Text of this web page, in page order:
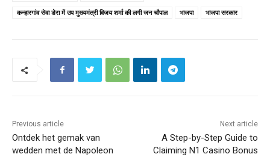
कन्हारगांव सेवा डेरा में उप मुख्यमंत्री विजय शर्मा की लगी जन चौपाल
भाजपा भाजपा सरकार
Previous article
Ontdek het gemak van
wedden met de Napoleon
Next article
A Step-by-Step Guide to
Claiming N1 Casino Bonus